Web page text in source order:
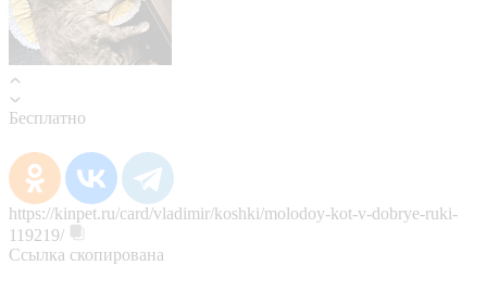
Бесплатно
https://kinpet.ru/card/vladimir/koshki/molodoy-kot-v-dobrye-ruki-
119219/
Ссылка скопирована